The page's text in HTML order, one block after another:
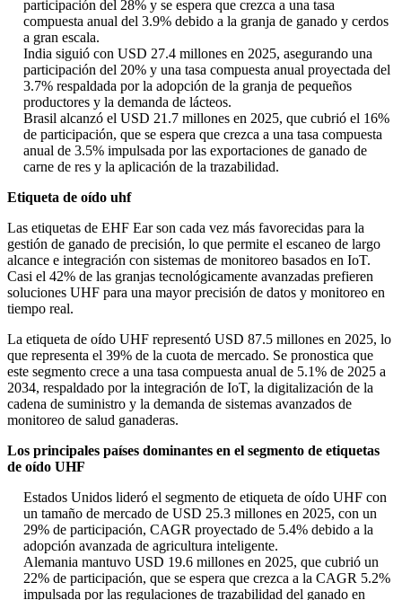
participación del 28% y se espera que crezca a una tasa
compuesta anual del 3.9% debido a la granja de ganado y cerdos
a gran escala.
India siguió con USD 27.4 millones en 2025, asegurando una
participación del 20% y una tasa compuesta anual proyectada del
3.7% respaldada por la adopción de la granja de pequeños
productores y la demanda de lácteos.
Brasil alcanzó el USD 21.7 millones en 2025, que cubrió el 16%
de participación, que se espera que crezca a una tasa compuesta
anual de 3.5% impulsada por las exportaciones de ganado de
carne de res y la aplicación de la trazabilidad.
Etiqueta de oído uhf
Las etiquetas de EHF Ear son cada vez más favorecidas para la
gestión de ganado de precisión, lo que permite el escaneo de largo
alcance e integración con sistemas de monitoreo basados ​​en IoT.
Casi el 42% de las granjas tecnológicamente avanzadas prefieren
soluciones UHF para una mayor precisión de datos y monitoreo en
tiempo real.
La etiqueta de oído UHF representó USD 87.5 millones en 2025, lo
que representa el 39% de la cuota de mercado. Se pronostica que
este segmento crece a una tasa compuesta anual de 5.1% de 2025 a
2034, respaldado por la integración de IoT, la digitalización de la
cadena de suministro y la demanda de sistemas avanzados de
monitoreo de salud ganaderas.
Los principales países dominantes en el segmento de etiquetas
de oído UHF
Estados Unidos lideró el segmento de etiqueta de oído UHF con
un tamaño de mercado de USD 25.3 millones en 2025, con un
29% de participación, CAGR proyectado de 5.4% debido a la
adopción avanzada de agricultura inteligente.
Alemania mantuvo USD 19.6 millones en 2025, que cubrió un
22% de participación, que se espera que crezca a la CAGR 5.2%
impulsada por las regulaciones de trazabilidad del ganado en